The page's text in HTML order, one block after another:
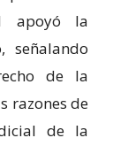
apoyó la
señalando
de la
razones de
de la